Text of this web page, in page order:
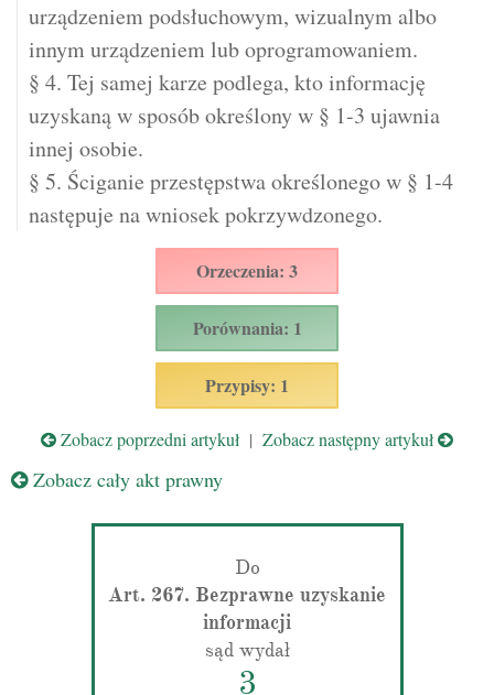
urządzeniem podsłuchowym, wizualnym albo
innym urządzeniem lub oprogramowaniem.
§ 4. Tej samej karze podlega, kto informację
uzyskaną w sposób określony w § 1-3 ujawnia
innej osobie.
§ 5. Ściganie przestępstwa określonego w § 1-4
następuje na wniosek pokrzywdzonego.
Orzeczenia: 3
Porównania: 1
Przypisy: 1
Zobacz poprzedni artykuł | Zobacz następny artykuł
Zobacz cały akt prawny
Do
Art. 267. Bezprawne uzyskanie
informacji
sąd wydał
3